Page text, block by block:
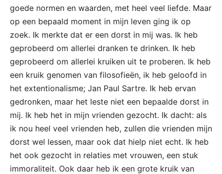
goede normen en waarden, met heel veel liefde. Maar
op een bepaald moment in mijn leven ging ik op
zoek. Ik merkte dat er een dorst in mij was. Ik heb
geprobeerd om allerlei dranken te drinken. Ik heb
geprobeerd om allerlei kruiken uit te proberen. Ik heb
een kruik genomen van filosofieën, ik heb geloofd in
het extentionalisme; Jan Paul Sartre. Ik heb ervan
gedronken, maar het leste niet een bepaalde dorst in
mij. Ik heb het in mijn vrienden gezocht. Ik dacht: als
ik nou heel veel vrienden heb, zullen die vrienden mijn
dorst wel lessen, maar ook dat hielp niet echt. Ik heb
het ook gezocht in relaties met vrouwen, een stuk
immoraliteit. Ook daar heb ik een grote kruik van